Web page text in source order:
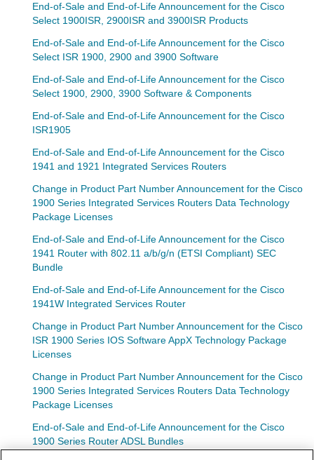
End-of-Sale and End-of-Life Announcement for the Cisco
Select 1900ISR, 2900ISR and 3900ISR Products
End-of-Sale and End-of-Life Announcement for the Cisco
Select ISR 1900, 2900 and 3900 Software
End-of-Sale and End-of-Life Announcement for the Cisco
Select 1900, 2900, 3900 Software & Components
End-of-Sale and End-of-Life Announcement for the Cisco
ISR1905
End-of-Sale and End-of-Life Announcement for the Cisco
1941 and 1921 Integrated Services Routers
Change in Product Part Number Announcement for the Cisco
1900 Series Integrated Services Routers Data Technology
Package Licenses
End-of-Sale and End-of-Life Announcement for the Cisco
1941 Router with 802.11 a/b/g/n (ETSI Compliant) SEC
Bundle
End-of-Sale and End-of-Life Announcement for the Cisco
1941W Integrated Services Router
Change in Product Part Number Announcement for the Cisco
ISR 1900 Series IOS Software AppX Technology Package
Licenses
Change in Product Part Number Announcement for the Cisco
1900 Series Integrated Services Routers Data Technology
Package Licenses
End-of-Sale and End-of-Life Announcement for the Cisco
1900 Series Router ADSL Bundles